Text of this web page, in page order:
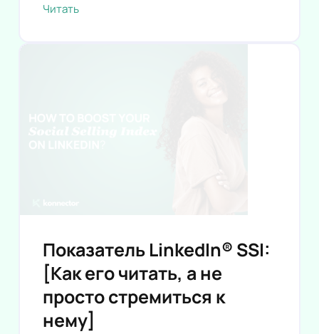
Читать
Показатель LinkedIn® SSI:
[Как его читать, а не
просто стремиться к
нему]